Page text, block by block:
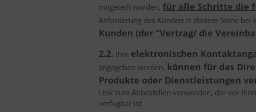
mitgeteilt wurden, für alle Schritte die
Anforderung des Kunden in diesem Sinne bei
Kunden (der “Vertrag/ die
2.2. Ihre elektronischen
angegeben werden, können für das
Produkte oder Dienstleistungen
Link zum Abbestellen verwenden, der vor
verfügbar ist.